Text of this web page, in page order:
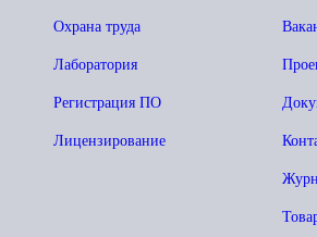
Охрана труда
Лаборатория
Регистрация ПО
Лицензирование